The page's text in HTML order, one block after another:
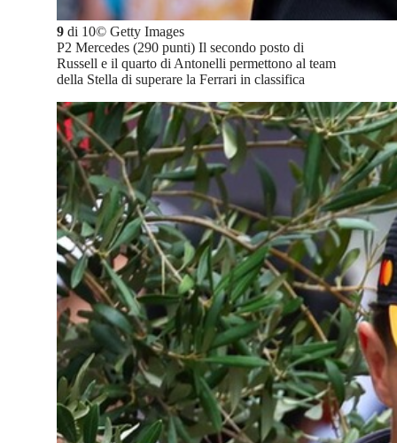
9 di 10© Getty Images
P2 Mercedes (290 punti) Il secondo posto di
Russell e il quarto di Antonelli permettono al team
della Stella di superare la Ferrari in classifica